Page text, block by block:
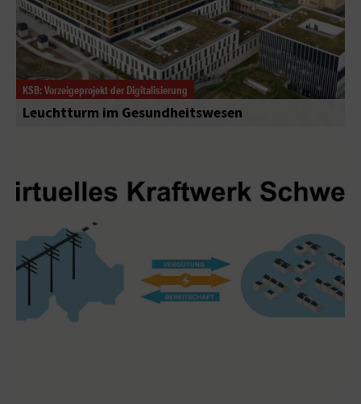
KSB: Vorzeigeprojekt der Digitalisierung
Leuchtturm im Gesundheitswesen